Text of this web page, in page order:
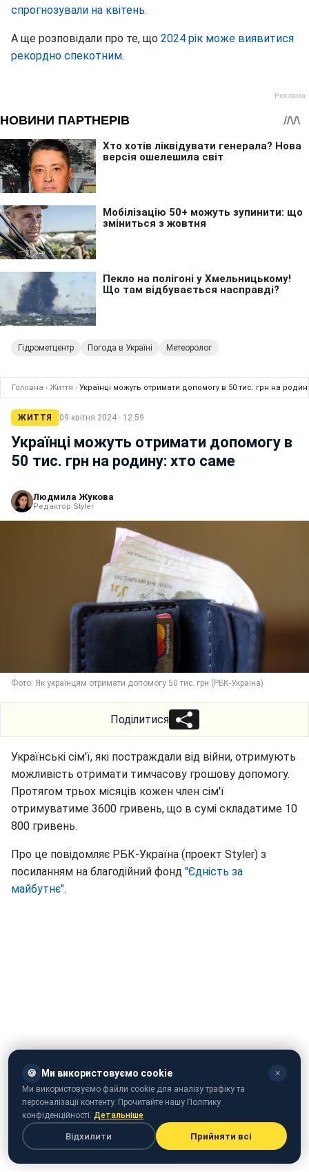
спрогнозували на квітень.
А ще розповідали про те, що 2024 рік може виявитися
рекордно спекотним.
Гідрометцентр Погода в Україні Метеоролог
Головна › Життя › Українці можуть отримати допомогу в 50 тис. грн на
ЖИТТЯ 09 квітня 2024 · 12:59
Українці можуть отримати допомогу в
50 тис. грн на родину: хто саме
Людмила Жукова
Редактор Styler
Фото: Як українцям отримати допомогу 50 тис. грн (РБК-Україна)
Поділитися
Українські сім'ї, які постраждали від війни, отримують
можливість отримати тимчасову грошову допомогу.
Протягом трьох місяців кожен член сім'ї
отримуватиме 3600 гривень, що в сумі складатиме 10
800 гривень.
Про це повідомляє РБК-Україна (проект Styler) з
посиланням на благодійний фонд "Єдність за
майбутнє".
🍪 Ми використовуємо cookie ✕
Ми використовуємо файли cookie для аналізу трафіку та
персоналізації контенту. Прочитайте нашу Політику
конфіденційності. Детальніше
Відхилити Прийняти всі